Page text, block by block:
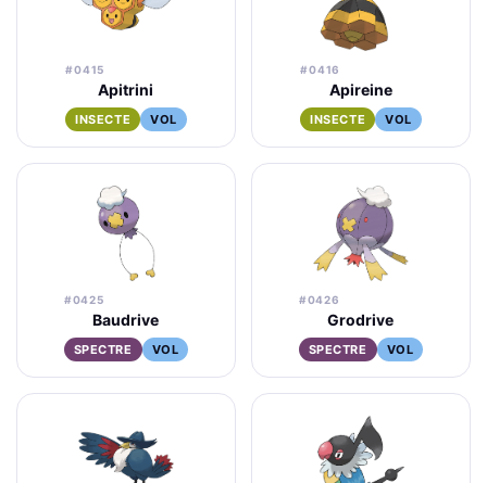
#0415
Apitrini
INSECTE VOL
#0416
Apireine
INSECTE VOL
#0425
Baudrive
SPECTRE VOL
#0426
Grodrive
SPECTRE VOL